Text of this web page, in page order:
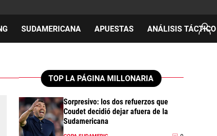
SUDAMERICANA APUESTAS ANÁLISIS TÁCTICO
del día
TOP LA PÁGINA MILLONARIA
Sorpresivo: los dos refuerzos que
Coudet decidió dejar afuera de la
Sudamericana